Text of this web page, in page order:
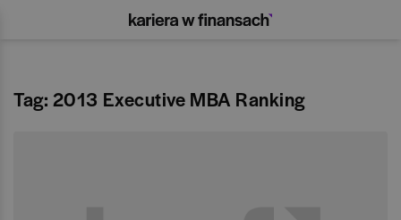
Tag: 2013 Executive MBA Ranking